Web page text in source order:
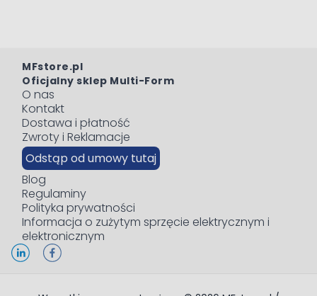
MFstore.pl
Oficjalny sklep Multi-Form
O nas
Kontakt
Dostawa i płatność
Zwroty i Reklamacje
Odstąp od umowy tutaj
Blog
Regulaminy
Polityka prywatności
Informacja o zużytym sprzęcie elektrycznym i
elektronicznym